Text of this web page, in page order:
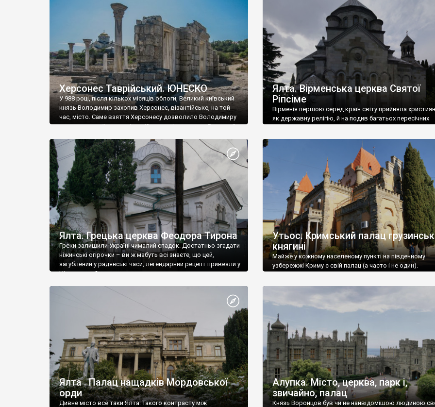
візантійської доби. Раритети викрадені з фондів об’єкту
культурної спадщини ЮНЕСКО «Херсонеса Таврійського».
Офіційно – на виставку «Золото Візантії», але експерти та
влада в Україні вважають це лише […]
називаються «повстяками» (postaki)…” “Вино. Крим
виробляє відмінне вино і його вдосталь: воно все
легке біле і дуже […]
Херсонес Таврійський. ЮНЕСКО
У 988 році, після кількох місяців облоги, Великий київський
князь Володимир захопив Херсонес, візантійське, на той
час, місто. Саме взяття Херсонесу дозволило Володимиру
диктувати свої умови візантійському імператору Василю ІІ,
Херсонесі Володимир-язичник, став Василем-
християнином. А потім було Хрещення Русі. На честь
Херсонесу Таврійського названо місто […]
Ялта. Вірменська церква Святої
Ріпсіме
Вірменія першою серед країн світу прийняла
як державну релігію, й на подив багатьох пересічних
Ялта. Грецька церква Феодора Тирона
Греки залишили Україні чималий спадок. Достатньо згадати
ніжинські огірочки – ви ж мабуть всі знаєте, що цей,
загублений у радянські часи, легендарний рецепт привезли у
Ніжин греки?
Утьос. Кримський палац
княгині
Майже у кожному населеному пункті на південному
узбережжі Криму є свій палац (а часто і не один).
Ялта . Палац нащадків Мордовської
орди
Дивне місто все таки Ялта. Такого контрасту між
Алупка. Місто, церква, парк і,
звичайно, палац
Князь Воронцов був чи не найвідомішою людиною